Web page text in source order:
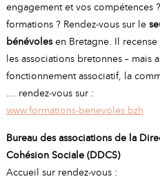
engagement et vos compétences
formations ? Rendez-vous sur le
bénévolesen Bretagne. Il
les associations bretonnes – mais
fonctionnement associatif, la
… rendez-vous sur :
www.formations-benevoles.bzh
Bureau des associations de la
Cohésion Sociale (DDCS)
Accueil sur rendez-vous :